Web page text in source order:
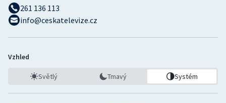
261 136 113
info@ceskatelevize.cz
Vzhled
Světlý Tmavý Systém